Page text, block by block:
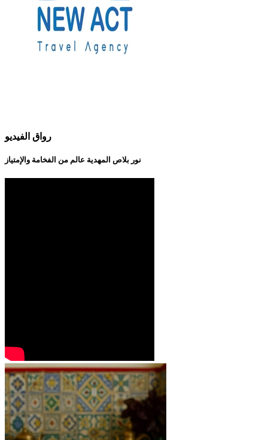
رواق الفيديو
نور بلاص المهدية عالم من الفخامة والإمتياز